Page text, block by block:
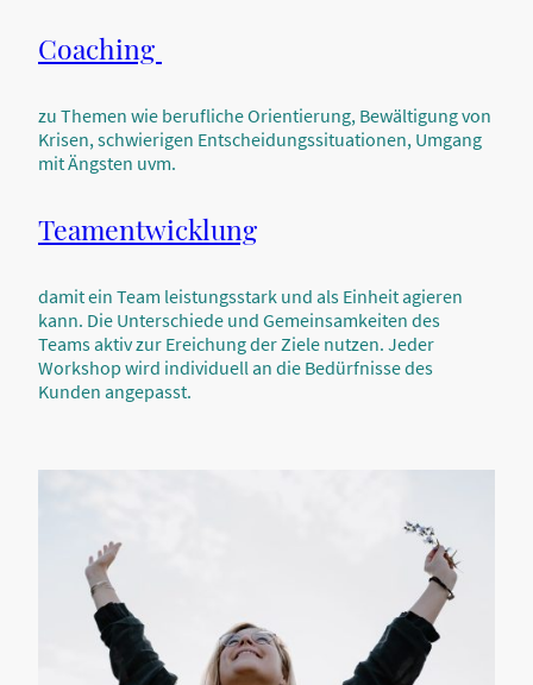
Coaching
zu Themen wie berufliche Orientierung, Bewältigung von
Krisen, schwierigen Entscheidungssituationen, Umgang
mit Ängsten uvm.
Teamentwicklung
damit ein Team leistungsstark und als Einheit agieren
kann. Die Unterschiede und Gemeinsamkeiten des
Teams aktiv zur Ereichung der Ziele nutzen. Jeder
Workshop wird individuell an die Bedürfnisse des
Kunden angepasst.